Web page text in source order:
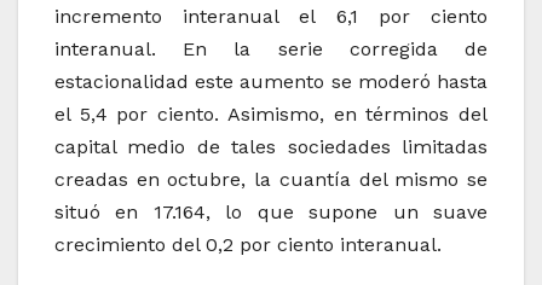
incremento interanual el 6,1 por ciento
interanual. En la serie corregida de
estacionalidad este aumento se moderó hasta
el 5,4 por ciento. Asimismo, en términos del
capital medio de tales sociedades limitadas
creadas en octubre, la cuantía del mismo se
situó en 17.164, lo que supone un suave
crecimiento del 0,2 por ciento interanual.